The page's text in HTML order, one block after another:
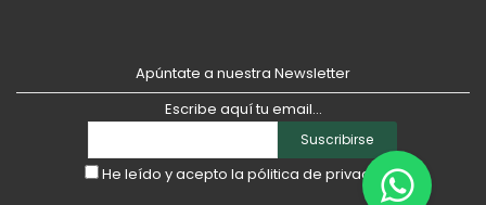
Apúntate a nuestra Newsletter
Escribe aquí tu email...
Suscribirse
He leído y acepto la pólitica de privacidad